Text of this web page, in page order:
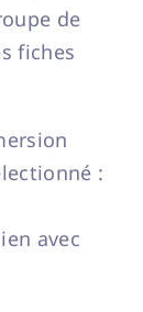
de
fiches
:
avec